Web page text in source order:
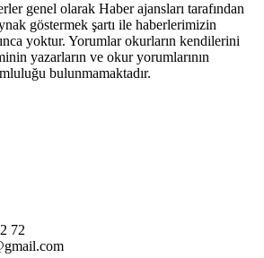
genel olarak Haber ajansları tarafından
göstermek şartı ile haberlerimizin
yoktur. Yorumlar okurların kendilerini
yazarların ve okur yorumlarının
bulunmamaktadır.
72